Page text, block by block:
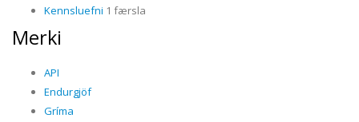
Kennsluefni 1 færsla
Merki
API
Endurgjöf
Gríma